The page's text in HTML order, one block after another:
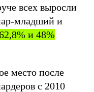
всех выросли
младший и
и 48%
место после
с 2010